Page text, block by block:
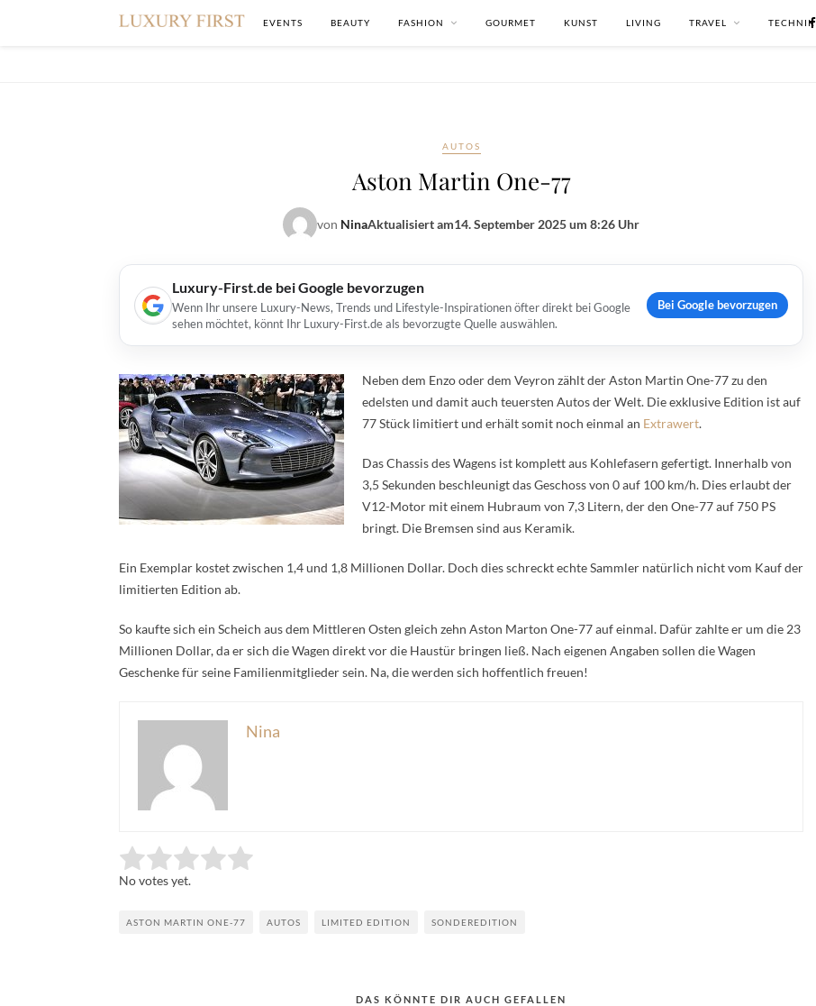
EVENTS BEAUTY FASHION GOURMET KUNST LIVING TRAVEL TECHNIK
AUTOS
Aston Martin One-77
von NinaAktualisiert am14. September 2025 um 8:26 Uhr
Luxury-First.de bei Google bevorzugen
Wenn Ihr unsere Luxury-News, Trends und Lifestyle-Inspirationen öfter direkt bei Google
sehen möchtet, könnt Ihr Luxury-First.de als bevorzugte Quelle auswählen.
Bei Google bevorzugen
Neben dem Enzo oder dem Veyron zählt der Aston Martin One-77 zu den
edelsten und damit auch teuersten Autos der Welt. Die exklusive Edition ist auf
77 Stück limitiert und erhält somit noch einmal an Extrawert.
Das Chassis des Wagens ist komplett aus Kohlefasern gefertigt. Innerhalb von
3,5 Sekunden beschleunigt das Geschoss von 0 auf 100 km/h. Dies erlaubt der
V12-Motor mit einem Hubraum von 7,3 Litern, der den One-77 auf 750 PS
bringt. Die Bremsen sind aus Keramik.
Ein Exemplar kostet zwischen 1,4 und 1,8 Millionen Dollar. Doch dies schreckt echte Sammler natürlich nicht vom Kauf der
limitierten Edition ab.
So kaufte sich ein Scheich aus dem Mittleren Osten gleich zehn Aston Marton One-77 auf einmal. Dafür zahlte er um die 23
Millionen Dollar, da er sich die Wagen direkt vor die Haustür bringen ließ. Nach eigenen Angaben sollen die Wagen
Geschenke für seine Familienmitglieder sein. Na, die werden sich hoffentlich freuen!
Nina
Rate this item: Submit Rating
No votes yet.
ASTON MARTIN ONE-77 AUTOS LIMITED EDITION SONDEREDITION
DAS KÖNNTE DIR AUCH GEFALLEN